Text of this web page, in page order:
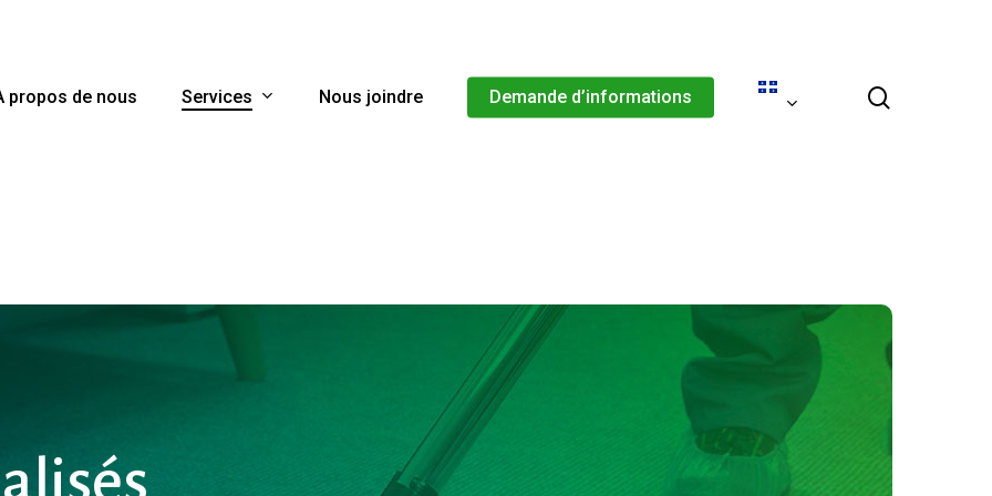
propos de nous Services Nous joindre Demande d’informations